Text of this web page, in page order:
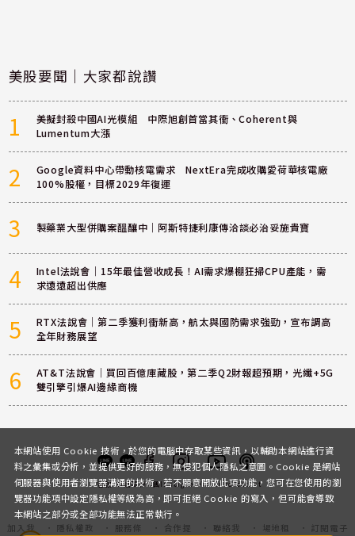
美股要聞｜大家都說讚
1
美擬封殺中國AI光模組 中際旭創首當其衝、Coherent與
Lumentum大漲
2
Google資料中心帶動核電需求 NextEra完成收購愛荷華核電廠
100%股權，目標2029年復運
3 製藥業大型併購案醞釀中｜阿斯特捷利康傳洽談必治妥施貴寶
4
Intel法說會｜15年最佳營收成長！AI需求爆棚狂掃CPU產能，需
求遠遠超出供應
5
RTX法說會｜第二季獲利衝新高，航太與國防需求強勁，宣布調高
全年財務展望
6
AT&T法說會｜買回百億庫藏股，第二季Q2財報超預期，光纖+5G
雙引擎引爆AI邊緣商機
客服 討論區粉絲團InstagramYoutubePodcast
加入我
隱私權政
服務條
合作提
聯絡我
場地租
訂閱電子
本網站使用 Cookie 技術，於您的電腦中存取某些資訊，以輔助本網站進行資
料之彙集或分析，並提供更好的服務，無侵犯個人隱私之意圖。Cookie 是網站
伺服器與使用者瀏覽器溝通的技術，若不願意開放此項功能，您可在您使用的瀏
覽器功能項中設定隱私權等級為高，即可拒絕 Cookie 的寫入，但可能會導致
本網站之部分或全部功能無法正常執行。